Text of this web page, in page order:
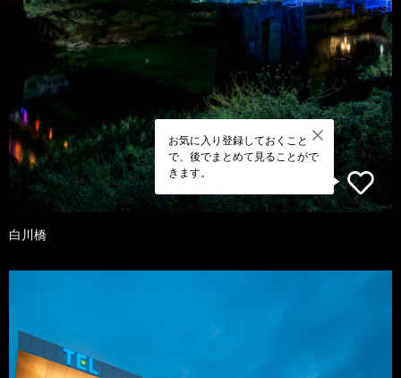
お気に入り登録しておくこと
で、後でまとめて見ることがで
きます。
白川橋